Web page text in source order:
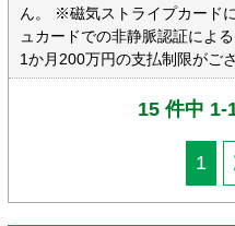
ん。 ※磁気ストライプカード
ュカードでの非静脈認証によ
1か月200万円の支払制限がご
15 件中 1-
1